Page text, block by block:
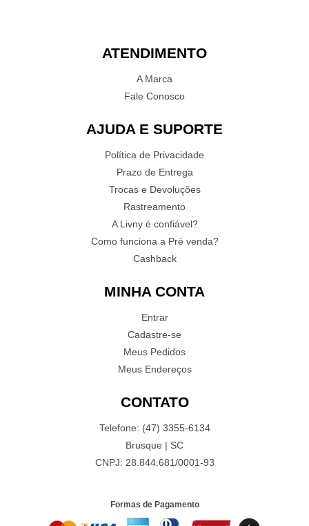
ATENDIMENTO
A Marca
Fale Conosco
AJUDA E SUPORTE
Política de Privacidade
Prazo de Entrega
Trocas e Devoluções
Rastreamento
A Livny é confiável?
Como funciona a Pré venda?
Cashback
MINHA CONTA
Entrar
Cadastre-se
Meus Pedidos
Meus Endereços
CONTATO
Telefone: (47) 3355-6134
Brusque | SC
CNPJ: 28.844.681/0001-93
Formas de Pagamento